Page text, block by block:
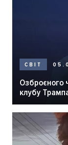
СВІТ
Озброєного
клубу